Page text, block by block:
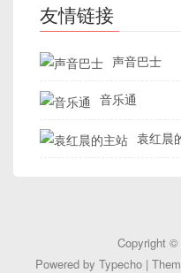
友情链接
声音巴士
音乐通
袁红晨
Copyright ©
Powered by Typecho |